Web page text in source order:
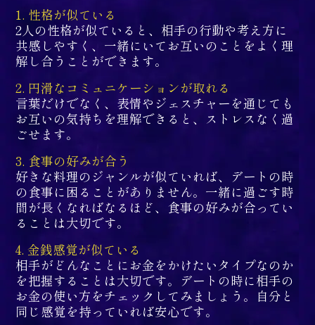
1. 性格が似ている
2人の性格が似ていると、相手の行動や考え方に
共感しやすく、一緒にいてお互いのことをよく理
解し合うことができます。
2. 円滑なコミュニケーションが取れる
言葉だけでなく、表情やジェスチャーを通じても
お互いの気持ちを理解できると、ストレスなく過
ごせます。
3. 食事の好みが合う
好きな料理のジャンルが似ていれば、デートの時
の食事に困ることがありません。一緒に過ごす時
間が長くなればなるほど、食事の好みが合ってい
ることは大切です。
4. 金銭感覚が似ている
相手がどんなことにお金をかけたいタイプなのか
を把握することは大切です。デートの時に相手の
お金の使い方をチェックしてみましょう。自分と
同じ感覚を持っていれば安心です。